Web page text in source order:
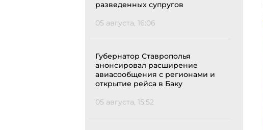
разведенных супругов
05 августа, 16:06
Губернатор Ставрополья
анонсировал расширение
авиасообщения с регионами и
открытие рейса в Баку
05 августа, 15:52